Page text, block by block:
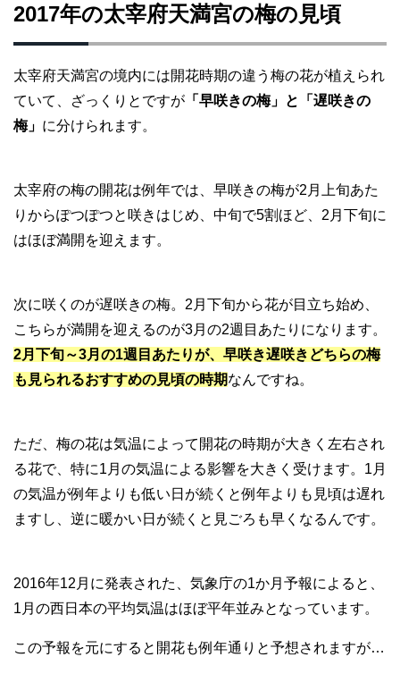
2017年の太宰府天満宮の梅の見頃
太宰府天満宮の境内には開花時期の違う梅の花が植えられ
ていて、ざっくりとですが 「早咲きの梅」と「遅咲きの
梅」 に分けられます。
太宰府の梅の開花は例年では、早咲きの梅が2月上旬あた
りからぽつぽつと咲きはじめ、中旬で5割ほど、2月下旬に
はほぼ満開を迎えます。
次に咲くのが遅咲きの梅。2月下旬から花が目立ち始め、
こちらが満開を迎えるのが3月の2週目あたりになります。
2月下旬～3月の1週目あたりが、早咲き遅咲きどちらの梅
も見られるおすすめの見頃の時期なんですね。
ただ、梅の花は気温によって開花の時期が大きく左右され
る花で、特に1月の気温による影響を大きく受けます。1月
の気温が例年よりも低い日が続くと例年よりも見頃は遅れ
ますし、逆に暖かい日が続くと見ごろも早くなるんです。
2016年12月に発表された、気象庁の1か月予報によると、
1月の西日本の平均気温はほぼ平年並みとなっています。
この予報を元にすると開花も例年通りと予想されますが…